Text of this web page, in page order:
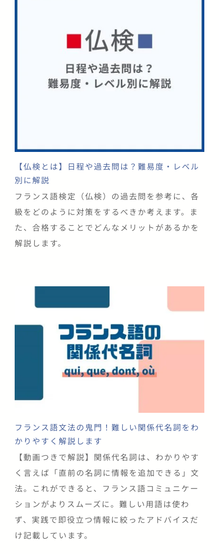
【仏検とは】日程や過去問は？難易度・レベル
別に解説
フランス語検定（仏検）の過去問を参考に、各
級をどのように対策をするべきか考えます。ま
た、合格することでどんなメリットがあるかを
解説します。
フランス語文法の鬼門！難しい関係代名詞をわ
かりやすく解説します
【動画つきで解説】関係代名詞は、わかりやす
く言えば「直前の名詞に情報を追加できる」文
法。これができると、フランス語コミュニケー
ションがよりスムーズに。難しい用語は使わ
ず、実践で即役立つ情報に絞ったアドバイスだ
け記載しています。